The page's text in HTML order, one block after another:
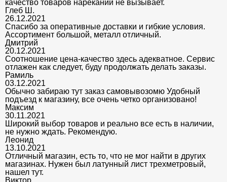
качество товаров нареканий не вызывает.
Глеб Ш.
26.12.2021
Спасибо за оперативные доставки и гибкие условия.
Ассортимент большой, металл отличный.
Дмитрий
20.12.2021
Соотношение цена-качество здесь адекватное. Сервис
отлажен как следует, буду продолжать делать заказы.
Рамиль
03.12.2021
Обычно забираю тут заказ самовывозомю Удобный
подъезд к магазину, все очень четко организовано!
Максим
30.11.2021
Широкий выбор товаров и реально все есть в наличии,
не нужно ждать. Рекомендую.
Леонид
13.10.2021
Отличный магазин, есть то, что не мог найти в других
магазинах. Нужен был латунный лист трехметровый,
нашел тут.
Виктор